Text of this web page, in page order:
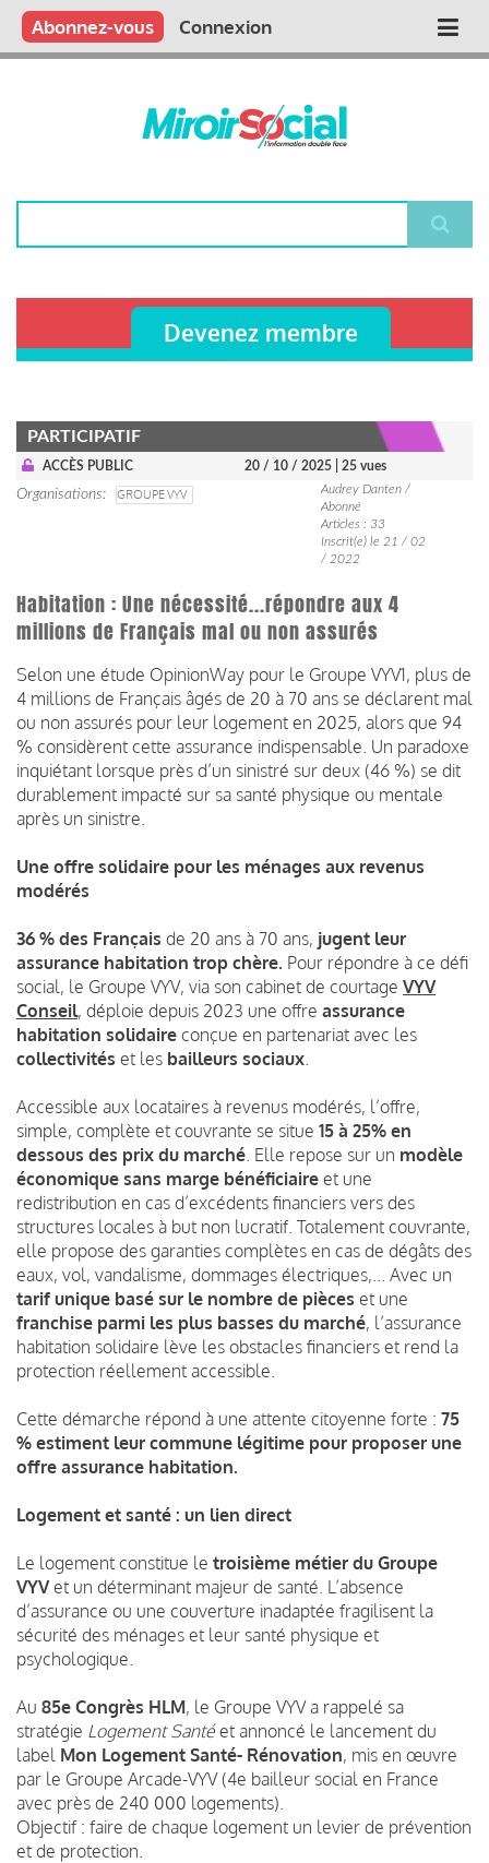
Aller
contenu
Main
Qui sommes nous ?
Vous publiez
Nous publions
Contactez-nous
Abonnez-vous Connexion
Devenez membre
PARTICIPATIF
ACCÈS PUBLIC 20 / 10 / 2025 | 25 vues
Organisations GROUPE VYV
Audrey Danten /
Abonné
Articles : 33
Inscrit(e) le 21 / 02
/ 2022
Habitation : Une nécessité...répondre aux 4
millions de Français mal ou non assurés
Selon une étude OpinionWay pour le Groupe VYV1, plus de
4 millions de Français âgés de 20 à 70 ans se déclarent mal
ou non assurés pour leur logement en 2025, alors que 94
% considèrent cette assurance indispensable. Un paradoxe
inquiétant lorsque près d’un sinistré sur deux (46 %) se dit
durablement impacté sur sa santé physique ou mentale
après un sinistre.
Une offre solidaire pour les ménages aux revenus
modérés
36 % des Français de 20 ans à 70 ans, jugent leur
assurance habitation trop chère. Pour répondre à ce défi
social, le Groupe VYV, via son cabinet de courtage VYV
Conseil, déploie depuis 2023 une offre assurance
habitation solidaire conçue en partenariat avec les
collectivités et les bailleurs sociaux
Accessible aux locataires à revenus modérés, l’offre,
simple, complète et couvrante se situe 15 à 25% en
dessous des prix du marché . Elle repose sur un modèle
économique sans marge bénéficiaire et une
redistribution en cas d’excédents financiers vers des
structures locales à but non lucratif. Totalement couvrante,
elle propose des garanties complètes en cas de dégâts des
eaux, vol, vandalisme, dommages électriques,... Avec un
tarif unique basé sur le nombre de pièces et une
franchise parmi les plus basses du marché, l’assurance
habitation solidaire lève les obstacles financiers et rend la
protection réellement accessible.
Cette démarche répond à une attente citoyenne forte : 75
% estiment leur commune légitime pour proposer une
offre assurance habitation.
Logement et santé : un lien direct
Le logement constitue le troisième métier du Groupe
VYVet un déterminant majeur de santé. L’absence
d’assurance ou une couverture inadaptée fragilisent la
sécurité des ménages et leur santé physique et
psychologique.
Au 85e Congrès HLM, le Groupe VYV a rappelé sa
stratégie Logement Santéet annoncé le lancement du
label Mon Logement Santé- Rénovation, mis en œuvre
par le Groupe Arcade-VYV (4e bailleur social en France
avec près de 240 000 logements).
Objectif : faire de chaque logement un levier de prévention
et de protection.